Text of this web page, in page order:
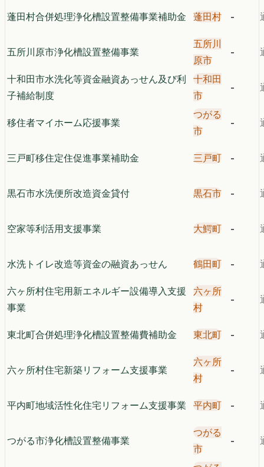
蓬田村合併処理浄化槽設置整備事業補助金 蓬田村 -
五所川原市浄化槽設置整備事業
五所川
原市
-
十和田市水洗化等資金融資あっせん及び利
子補給制度
十和田
市
-
移住者マイホーム応援事業
つがる
市
-
三戸町移住定住促進事業補助金 三戸町 -
黒石市水洗便所改造資金貸付 黒石市 -
空家等利活用支援事業 大鰐町 -
水洗トイレ改造等資金の融資あっせん 鶴田町 -
六ヶ所村住宅用新エネルギー設備導入支援
事業
六ヶ所
村
-
東北町合併処理浄化槽設置整備費補助金 東北町 -
六ヶ所村住宅新築リフォーム支援事業
六ヶ所
村
-
平内町地域活性化住宅リフォーム支援事業 平内町 -
つがる市浄化槽設置整備事業
つがる
市
-